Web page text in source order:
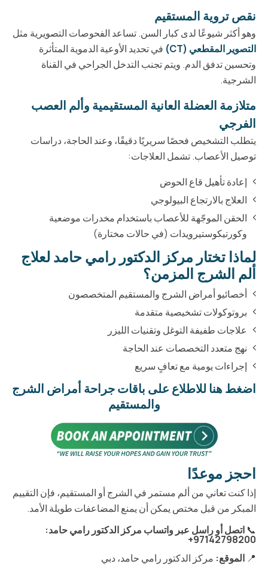
نقص تروية المستقيم
وهو أكثر شيوعًا لدى كبار السن. تساعد الفحوصات التصويرية مثل
التصوير المقطعي (CT)
في تحديد الأوعية الدموية المتأثرة
وتحسين تدفق الدم. ويتم تجنب التدخل الجراحي في القناة
الشرجية.
متلازمة العضلة العانية المستقيمية وألم العصب
الفرجي
يتطلب التشخيص فحصًا سريريًا دقيقًا، وعند الحاجة، دراسات
توصيل الأعصاب. تشمل العلاجات:
إعادة تأهيل قاع الحوض
العلاج بالارتجاع البيولوجي
الحقن الموجّهة للأعصاب باستخدام مخدرات موضعية
وكورتيكوستيرويدات (في حالات مختارة)
لماذا تختار مركز الدكتور رامي حامد لعلاج
ألم الشرج المزمن؟
أخصائيو أمراض الشرج والمستقيم المتخصصون
بروتوكولات تشخيصية متقدمة
علاجات طفيفة التوغل وتقنيات الليزر
نهج متعدد التخصصات عند الحاجة
إجراءات يومية مع تعافٍ سريع
اضغط هنا للاطلاع على باقات جراحة أمراض الشرج
والمستقيم
احجز موعدًا
إذا كنت تعاني من ألم مستمر في الشرج أو المستقيم، فإن التقييم
المبكر من قبل مختص يمكن أن يمنع المضاعفات طويلة الأمد.
📞 اتصل أو راسل عبر واتساب مركز الدكتور رامي حامد:
97142798200+
📍 الموقع: مركز الدكتور رامي حامد، دبي